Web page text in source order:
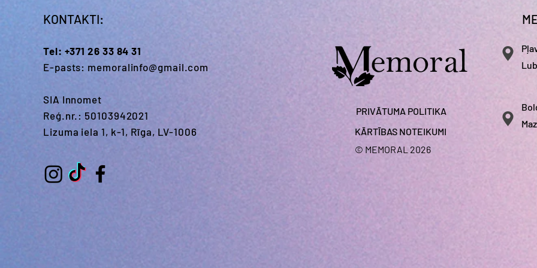
KONTAKTI:
Tel: +371 26 33 84 31
E-pasts: memoralinfo@gmail.com
SIA Innomet
Reģ.nr.: 50103942021
Lizuma iela 1, k-1, Rīga, LV-1006
PRIVĀTUMA POLITIKA
KĀRTĪBAS NOTEIKUMI
© MEMORAL 2026